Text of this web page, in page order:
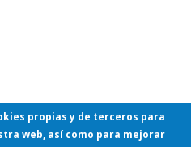
propias y de terceros para
web, así como para mejorar